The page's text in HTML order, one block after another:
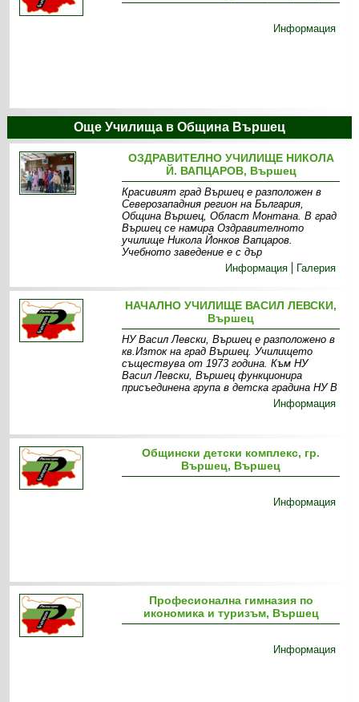
Информация
Още Училища в Община Вършец
ОЗДРАВИТЕЛНО УЧИЛИЩЕ НИКОЛА
Й. ВАПЦАРОВ, Вършец
Красивият град Вършец е разположен в
Северозападния регион на България,
Община Вършец, Област Монтана. В град
Вършец се намира Оздравителното
училище Никола Йонков Вапцаров.
Учебното заведение е с дър
Информация
Галерия
НАЧАЛНО УЧИЛИЩЕ ВАСИЛ ЛЕВСКИ,
Вършец
НУ Васил Левски, Вършец е разположено в
кв.Изток на град Вършец. Училището
съществува от 1973 година. Към НУ
Васил Левски, Вършец функционира
присъединена група в детска градина НУ В
Информация
Общински детски комплекс, гр.
Вършец, Вършец
Информация
Професионална гимназия по
икономика и туризъм, Вършец
Информация